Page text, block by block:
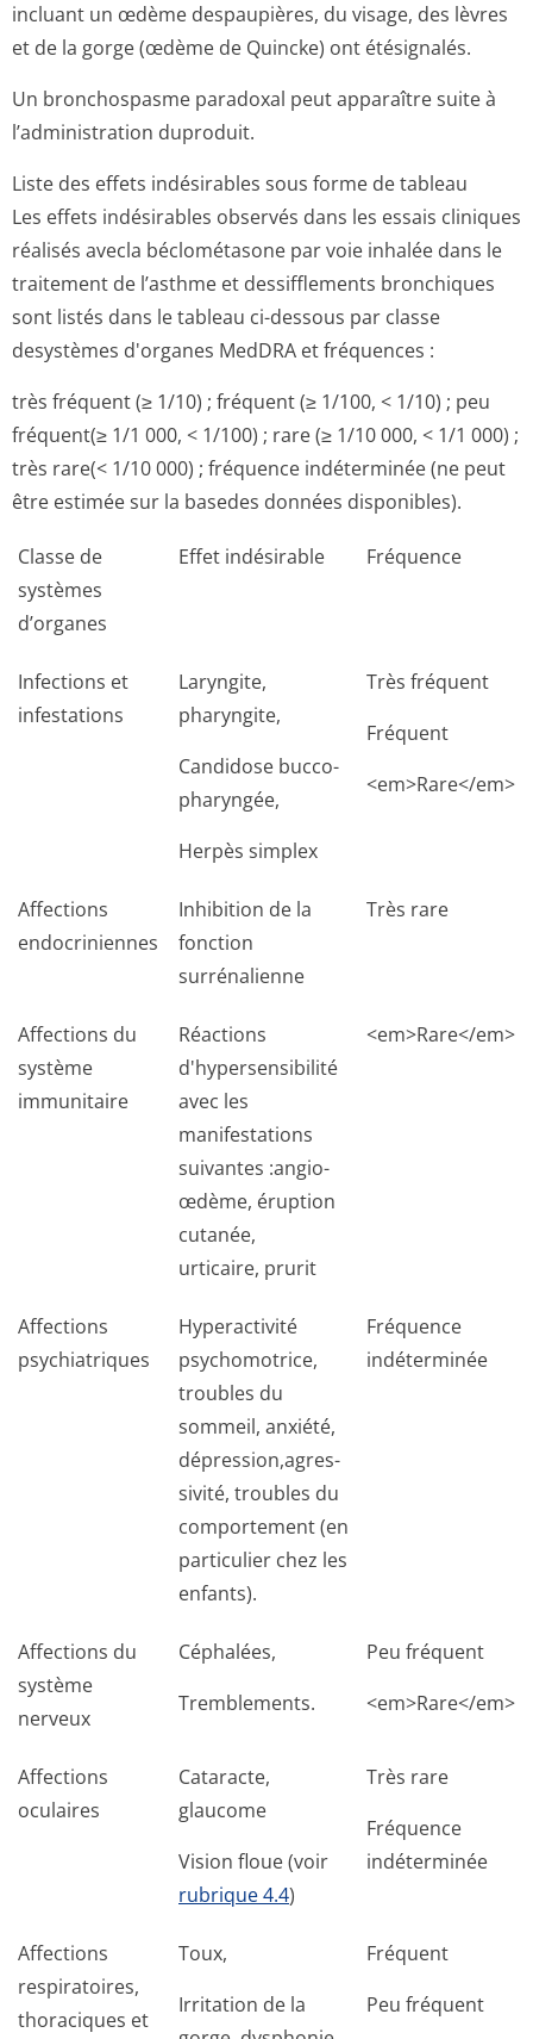
incluant un œdème despaupières, du visage, des lèvres
et de la gorge (œdème de Quincke) ont étésignalés.
Un bronchospasme paradoxal peut apparaître suite à
l’administration duproduit.
Liste des effets indésirables sous forme de tableau
Les effets indésirables observés dans les essais cliniques
réalisés avecla béclométasone par voie inhalée dans le
traitement de l’asthme et dessifflements bronchiques
sont listés dans le tableau ci-dessous par classe
desystèmes d'organes MedDRA et fréquences :
très fréquent (≥ 1/10) ; fréquent (≥ 1/100, < 1/10) ; peu
fréquent(≥ 1/1 000, < 1/100) ; rare (≥ 1/10 000, < 1/1 000) ;
très rare(< 1/10 000) ; fréquence indéterminée (ne peut
être estimée sur la basedes données disponibles).
Classe de
systèmes
d’organes
Effet indésirable Fréquence
Infections et
infestations
Laryngite,
pharyngite,
Candidose bucco-
pharyngée,
Herpès simplex
Très fréquent
Fréquent
<em>Rare</em>
Affections
endocriniennes
Inhibition de la
fonction
surrénalienne
Très rare
Affections du
système
immunitaire
Réactions
d'hypersensibilité
avec les
manifestations
suivantes :angio-
œdème, éruption
cutanée,
urticaire, prurit
<em>Rare</em>
Affections
psychiatriques
Hyperactivité
psychomotrice,
troubles du
sommeil, anxiété,
dépression,agres­
sivité, troubles du
comportement (en
particulier chez les
enfants).
Fréquence
indéterminée
Affections du
système
nerveux
Céphalées,
Tremblements.
Peu fréquent
<em>Rare</em>
Affections
oculaires
Cataracte,
glaucome
Vision floue (voir
rubrique 4.4)
Très rare
Fréquence
indéterminée
Affections
respiratoires,
thoraciques et
Toux,
Irritation de la
Fréquent
Peu fréquent